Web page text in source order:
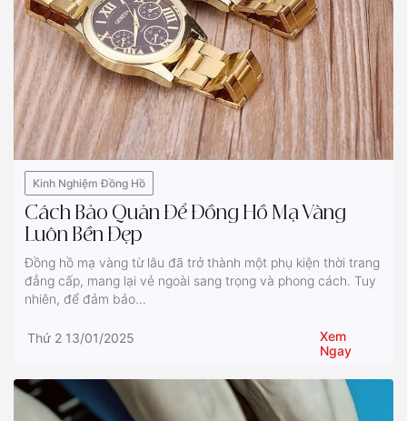
Kinh Nghiệm Đồng Hồ
Cách Bảo Quản Để Đồng Hồ Mạ Vàng
Luôn Bền Đẹp
Đồng hồ mạ vàng từ lâu đã trở thành một phụ kiện thời trang
đẳng cấp, mang lại vẻ ngoài sang trọng và phong cách. Tuy
nhiên, để đảm bảo...
Thứ 2 13/01/2025
Xem
Ngay